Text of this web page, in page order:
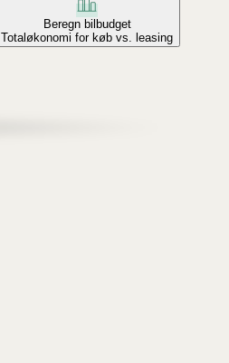
Beregn bilbudget
Totaløkonomi for køb vs. leasing